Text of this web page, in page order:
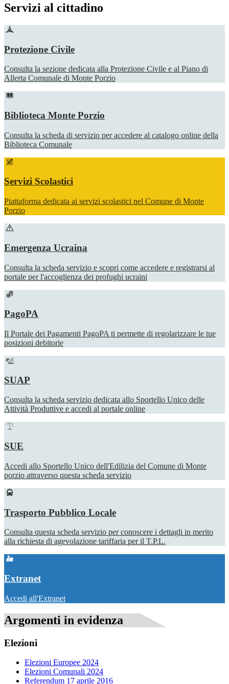
Servizi al cittadino
Protezione Civile
Consulta la sezione dedicata alla Protezione Civile e al Piano di
Allerta Comunale di Monte Porzio
Biblioteca Monte Porzio
Consulta la scheda di servizio per accedere al catalogo online della
Biblioteca Comunale
Servizi Scolastici
Piattaforma dedicata ai servizi scolastici nel Comune di Monte
Porzio
Emergenza Ucraina
Consulta la scheda servizio e scopri come accedere e registrarsi al
portale per l'accoglienza dei profughi ucraini
PagoPA
Il Portale dei Pagamenti PagoPA ti permette di regolarizzare le tue
posizioni debitorie
SUAP
Consulta la scheda servizio dedicata allo Sportello Unico delle
Attività Produttive e accedi al portale online
SUE
Accedi allo Sportello Unico dell'Edilizia del Comune di Monte
porzio attraverso questa scheda servizio
Trasporto Pubblico Locale
Consulta questa scheda servizio per conoscere i dettagli in merito
alla richiesta di agevolazione tariffaria per il T.P.L.
Extranet
Accedi all'Extranet
Argomenti in evidenza
Elezioni
Elezioni Europee 2024
Elezioni Comunali 2024
Referendum 17 aprile 2016